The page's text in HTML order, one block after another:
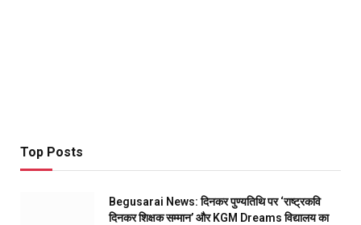
Top Posts
Begusarai News: दिनकर पुण्यतिथि पर ‘राष्ट्रकवि
दिनकर शिक्षक सम्मान’ और KGM Dreams विद्यालय का